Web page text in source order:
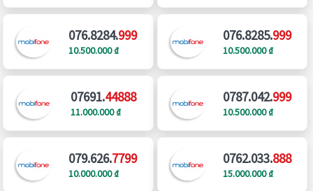
076.8284.999
10.500.000 ₫
076.8285.999
10.500.000 ₫
07691.44888
11.000.000 ₫
0787.042.999
10.500.000 ₫
079.626.7799
10.000.000 ₫
0762.033.888
15.000.000 ₫